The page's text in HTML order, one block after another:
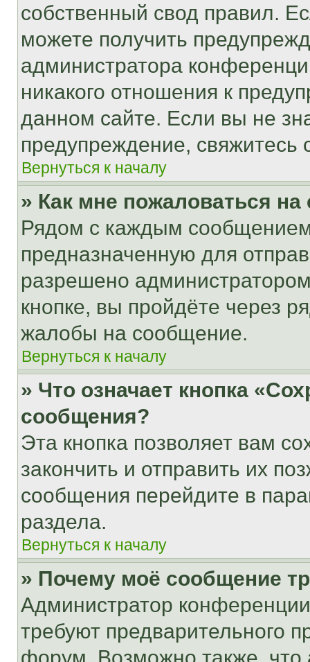
собственный свод правил.
можете получить
администратора
никакого отношения к
данном сайте. Если вы не
предупреждение,
Вернуться к началу
» Как мне пожаловаться
Рядом с каждым сообщением
предназначенную для
разрешено
кнопке, вы пройдёте через
жалобы на сообщение.
Вернуться к началу
» Что означает кнопка
сообщения?
Эта кнопка позволяет вам
закончить и отправить их
сообщения перейдите в
раздела.
Вернуться к началу
» Почему моё сообщение
Администратор
требуют предварительного